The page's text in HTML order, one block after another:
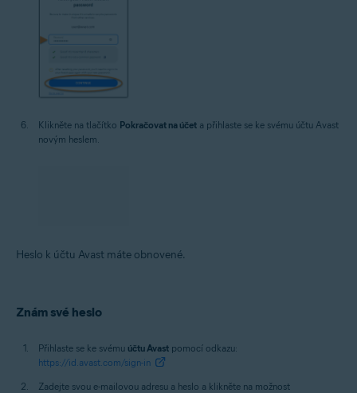
Klikněte na tlačítko Pokračovat na účet a přihlaste se ke svému účtu Avast
novým heslem.
Heslo k účtu Avast máte obnovené.
Znám své heslo
Přihlaste se ke svému účtu Avast pomocí odkazu:
https://id.avast.com/sign-in
Zadejte svou e-mailovou adresu a heslo a klikněte na možnost